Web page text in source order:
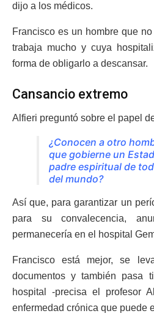
dijo a los médicos.
Francisco es un hombre que
trabaja mucho y cuya
forma de obligarlo a descansar.
Cansancio extremo
Alfieri preguntó sobre el papel
¿Conocen a otro
que gobierne un
padre espiritual de
del mundo?
Así que, para garantizar un
para su convalecencia,
permanecería en el hospital
Francisco está mejor, se
documentos y también pasa
hospital -precisa el profesor
enfermedad crónica que puede